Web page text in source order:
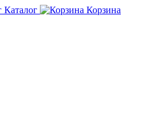
Каталог
Корзина